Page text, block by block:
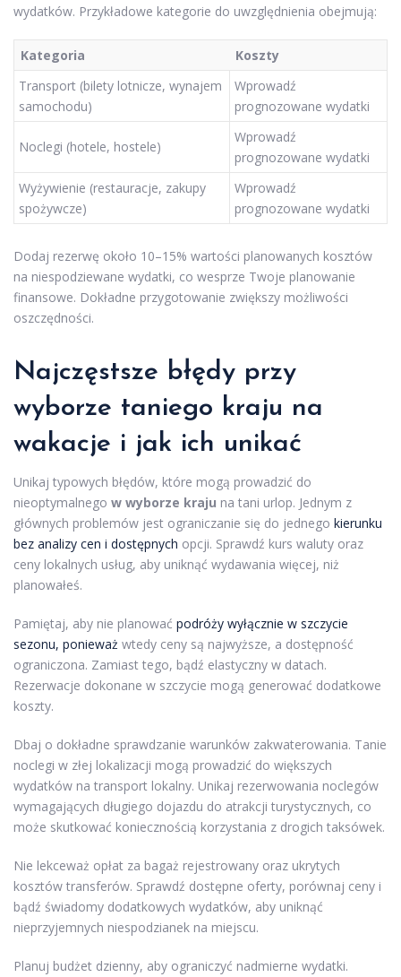
wydatków. Przykładowe kategorie do uwzględnienia obejmują:
Kategoria
Koszty
Transport (bilety lotnicze, wynajem
samochodu)
Wprowadź
prognozowane wydatki
Noclegi (hotele, hostele)
Wprowadź
prognozowane wydatki
Wyżywienie (restauracje, zakupy
spożywcze)
Wprowadź
prognozowane wydatki
Dodaj rezerwę około 10–15% wartości planowanych kosztów
na niespodziewane wydatki, co wesprze Twoje planowanie
finansowe. Dokładne przygotowanie zwiększy możliwości
oszczędności.
Najczęstsze błędy przy
wyborze taniego kraju na
wakacje i jak ich unikać
Unikaj typowych błędów, które mogą prowadzić do
nieoptymalnego w wyborze kraju na tani urlop. Jednym z
głównych problemów jest ograniczanie się do jednego kierunku
bez analizy cen i dostępnych opcji. Sprawdź kurs waluty oraz
ceny lokalnych usług, aby uniknąć wydawania więcej, niż
planowałeś.
Pamiętaj, aby nie planować podróży wyłącznie w szczycie
sezonu, ponieważ wtedy ceny są najwyższe, a dostępność
ograniczona. Zamiast tego, bądź elastyczny w datach.
Rezerwacje dokonane w szczycie mogą generować dodatkowe
koszty.
Dbaj o dokładne sprawdzanie warunków zakwaterowania. Tanie
noclegi w złej lokalizacji mogą prowadzić do większych
wydatków na transport lokalny. Unikaj rezerwowania noclegów
wymagających długiego dojazdu do atrakcji turystycznych, co
może skutkować koniecznością korzystania z drogich taksówek.
Nie lekceważ opłat za bagaż rejestrowany oraz ukrytych
kosztów transferów. Sprawdź dostępne oferty, porównaj ceny i
bądź świadomy dodatkowych wydatków, aby uniknąć
nieprzyjemnych niespodzianek na miejscu.
Planuj budżet dzienny, aby ograniczyć nadmierne wydatki.